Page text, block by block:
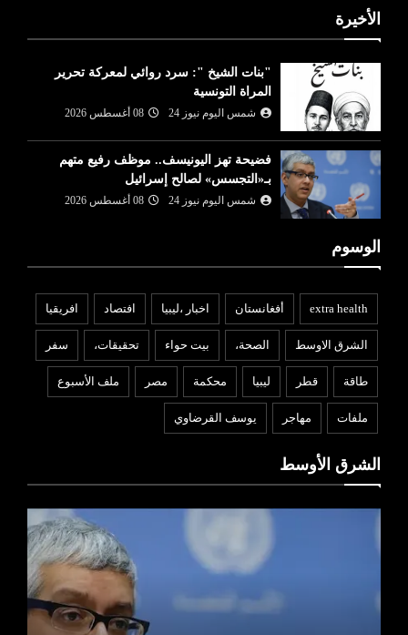
الأخيرة
"بنات الشيخ ": سرد روائي لمعركة تحرير
المراة التونسية
شمس اليوم نيوز 24 08 أغسطس 2026
فضيحة تهز اليونيسف.. موظف رفيع متهم
بـ«التجسس» لصالح إسرائيل
شمس اليوم نيوز 24 08 أغسطس 2026
الوسوم
extra health أفغانستان اخبار ،ليبيا افتصاد افريقيا
الشرق الاوسط الصحة، بيت حواء تحقيقات، سفر
طاقة قطر ليبيا محكمة مصر ملف الأسبوع
ملفات مهاجر يوسف القرضاوي
الشرق الأوسط